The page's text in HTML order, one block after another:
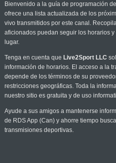
Bienvenido a la guía de programación de
ofrece una lista actualizada de los
vivo transmitidos por este canal.
aficionados puedan seguir los horarios
lugar.
Tenga en cuenta que Live2Sport LLC
información de horarios. El acceso a la
depende de los términos de su
restricciones geográficas. Toda la
nuestro sitio es gratuita y de uso
Ayude a sus amigos a mantenerse
de RDS App (Can) y ahorre tiempo
transmisiones deportivas.